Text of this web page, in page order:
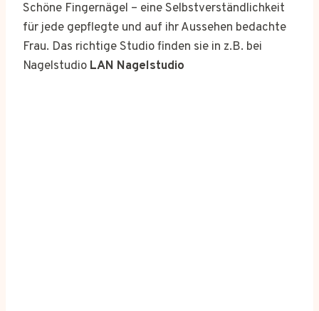
Schöne Fingernägel – eine Selbstverständlichkeit
für jede gepflegte und auf ihr Aussehen bedachte
Frau. Das richtige Studio finden sie in z.B. bei
Nagelstudio LAN Nagelstudio